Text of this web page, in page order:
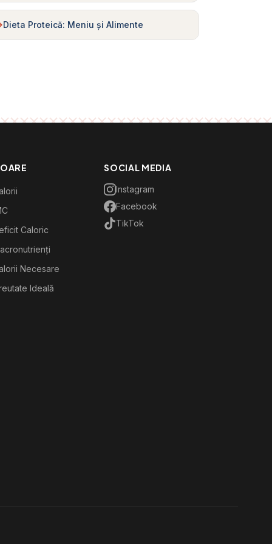
Dieta Proteică: Meniu și Alimente
Caloric
Necesare
Ideală
SOCIAL MEDIA
Instagram
Facebook
TikTok